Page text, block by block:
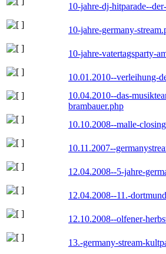
10-jahre-dj-hitparade--
10-jahre-germany-
10-jahre-vatertagsparty-
10.01.2010--verleihung-
10.04.2010--das-
brambauer.php
10.10.2008--malle-
10.11.2007--
12.04.2008--5-jahre-
12.04.2008--11.-
12.10.2008--olfener-
13.-germany-stream-